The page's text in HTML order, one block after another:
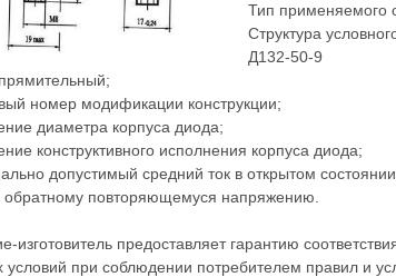
Тип применяемого
Структура
Д132-50-9
номер модификации конструкции;
диаметра корпуса диода;
конструктивного исполнения корпуса диода;
допустимый средний ток в открытом
обратному повторяющемуся напряжению.
изготовитель предоставляет гарантию
условий при соблюдении потребителем правил и